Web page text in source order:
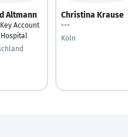
Altmann
Account
Christina Krause
---
Köln